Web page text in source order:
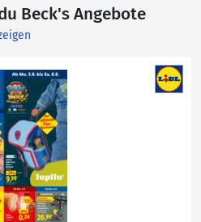
Beck's Angebote